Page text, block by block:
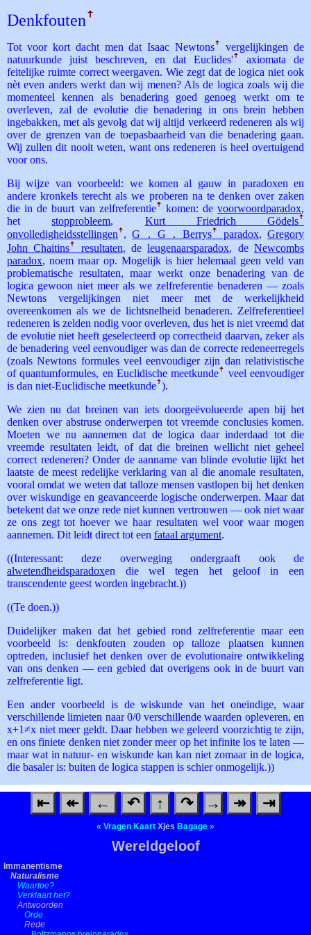
Denkfouten ꜛ
Tot voor kort dacht men dat Isaac Newtonsꜛ
vergelijkingen de
natuurkunde juist beschreven, en dat Euclides'ꜛ
axiomata de
feitelijke ruimte correct weergaven. Wie zegt dat de logica niet ook
nèt even anders werkt dan wij menen? Als de logica zoals wij die
momenteel kennen als benadering goed genoeg werkt om te
overleven, zal de evolutie die benadering in ons brein hebben
ingebakken, met als gevolg dat wij altijd verkeerd redeneren als wij
over de grenzen van de toepasbaarheid van die benadering gaan.
Wij zullen dit nooit weten, want ons redeneren is heel overtuigend
voor ons.
Bij wijze van voorbeeld: we komen al gauw in paradoxen en
andere kronkels terecht als we proberen na te denken over zaken
die in de buurt van zelf­referentieꜛ komen: de voorwoordparadox,
hetstopprobleem, Kurt Friedrich Gödelsꜛ
onvolledigheidsstellingen ꜛ ,G．G．­Berrysꜛ paradox,Gregory
John Chaitinsꜛ resultaten, deleugenaarsparadox, deNewcombs
paradox, noem maar op. Mogelijk is hier helemaal geen veld van
problematische resultaten, maar werkt onze benadering van de
logica gewoon niet meer als we zelfreferentie benaderen — zoals
Newtons vergelijkingen niet meer met de werkelijkheid
overeenkomen als we de lichtsnelheid benaderen. Zelfreferentieel
redeneren is zelden nodig voor overleven, dus het is niet vreemd dat
de evolutie niet heeft geselecteerd op correctheid daarvan, zeker als
de benadering veel eenvoudiger was dan de correcte redeneerregels
(zoals Newtons formules veel eenvoudiger zijn dan relativistische
of quantumformules, en Euclidische meetkundeꜛ veel eenvoudiger
is dan niet-Euclidische meetkundeꜛ).
We zien nu dat breinen van iets doorgeëvolueerde apen bij het
denken over abstruse onderwerpen tot vreemde conclusies komen.
Moeten we nu aannemen dat de logica daar inderdaad tot die
vreemde resultaten leidt, of dat die breinen wellicht niet geheel
correct redeneren? Onder de aanname van blinde evolutie lijkt het
laatste de meest redelijke verklaring van al die anomale resultaten,
vooral omdat we weten dat talloze mensen vastlopen bij het denken
over wiskundige en geavanceerde logische onderwerpen. Maar dat
betekent dat we onze rede niet kunnen vertrouwen — ook niet waar
ze ons zegt tot hoever we haar resultaten wel voor waar mogen
aannemen. Dit leidt direct tot een fataal argument.
((Interessant: deze overweging ondergraaft ook de
alwetendheidsparadoxen die wel tegen het geloof in een
transcendente geest worden ingebracht.))
((Te doen.))
Duidelijker maken dat het gebied rond zelfreferentie maar een
voorbeeld is: denkfouten zouden op talloze plaatsen kunnen
optreden, inclusief het denken over de evolutionaire ontwikkeling
van ons denken — een gebied dat overigens ook in de buurt van
zelfreferentie ligt.
Een ander voorbeeld is de wiskunde van het oneindige, waar
verschillende limieten naar 0/0 verschillende waarden opleveren, en
x+1≠x niet meer geldt. Daar hebben we geleerd voorzichtig te zijn,
en ons finiete denken niet zonder meer op het infinite los te laten —
maar wat in natuur- en wiskunde kan kan niet zomaar in de logica,
die basaler is: buiten de logica stappen is schier onmogelijk.))
⇤ ↞ ← ↶ ↑ ↷ → ↠ ⇥
« Vragen Kaart Xjes Bagage »
Wereldgeloof
Immanentisme
Naturalisme
Waartoe?
Verklaart het?
Antwoorden
Orde
Rede